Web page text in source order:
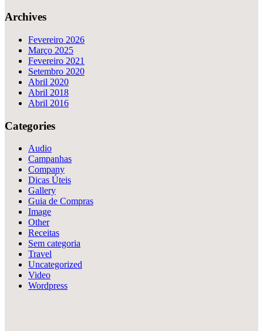
Archives
Fevereiro 2026
Março 2025
Fevereiro 2021
Setembro 2020
Abril 2020
Abril 2018
Abril 2016
Categories
Audio
Campanhas
Company
Dicas Úteis
Gallery
Guia de Compras
Image
Other
Receitas
Sem categoria
Travel
Uncategorized
Video
Wordpress